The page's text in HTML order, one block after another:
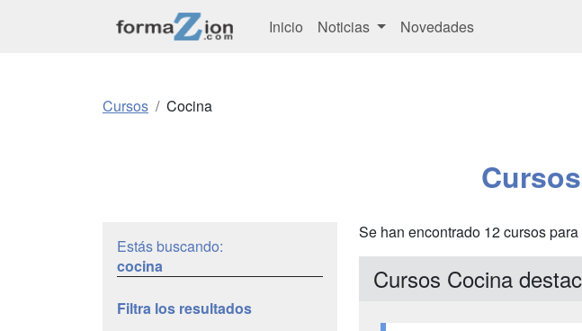
Inicio Noticias Novedades
Cursos Cocina
Estás buscando:
cocina
Filtra los resultados
Se han encontrado 12 cursos
Cursos Cocina